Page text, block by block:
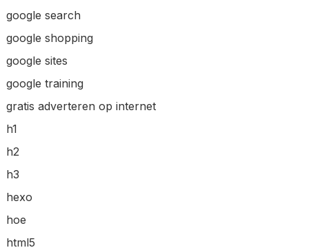
google search
google shopping
google sites
google training
gratis adverteren op internet
h1
h2
h3
hexo
hoe
html5